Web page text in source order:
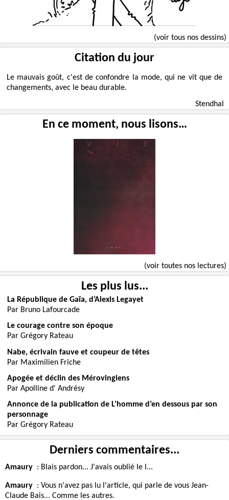
(voir tous nos dessins)
Citation du jour
Le mauvais goût, c'est de confondre la mode, qui ne vit que de
changements, avec le beau durable.
Stendhal
En ce moment, nous lisons…
(voir toutes nos lectures)
Les plus lus...
La République de Gaïa, d’Alexis Legayet
Par Bruno Lafourcade
Le courage contre son époque
Par Grégory Rateau
Nabe, écrivain fauve et coupeur de têtes
Par Maximilien Friche
Apogée et déclin des Mérovingiens
Par Apolline d' Andrésy
Annonce de la publication de L’homme d’en dessous par son
personnage
Par Grégory Rateau
Derniers commentaires...
Amaury : Blais pardon... J'avais oublié le l...
Amaury : Vous n'avez pas lu l'article, qui parle de vous Jean-
Claude Bais... Comme les autres.